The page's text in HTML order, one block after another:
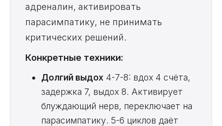
адреналин, активировать
парасимпатику, не принимать
критических решений.
Конкретные техники:
Долгий выдох 4-7-8: вдох 4 счёта,
задержка 7, выдох 8. Активирует
блуждающий нерв, переключает на
парасимпатику. 5-6 циклов даёт